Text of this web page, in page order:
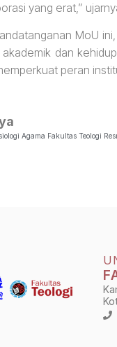
yang erat,”
MoU
dan
peran
Agama Fakultas Teologi